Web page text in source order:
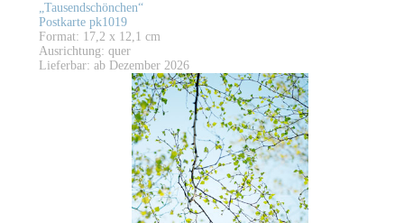
„Tausendschönchen“
Postkarte pk1019
Format: 17,2 x 12,1 cm
Ausrichtung: quer
Lieferbar: ab Dezember 2026